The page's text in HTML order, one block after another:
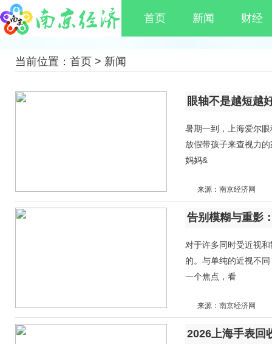
首页 新闻 财经
当前位置： 首页 > 新闻
眼轴不是越短越
暑期一到，上海爱尔
放假带孩子来查视力
妈妈&
来源：南京经济网
告别模糊与重影
对于许多同时受近视
的。与单纯的近视不
一个焦点，看
来源：南京经济网
2026上海手表回